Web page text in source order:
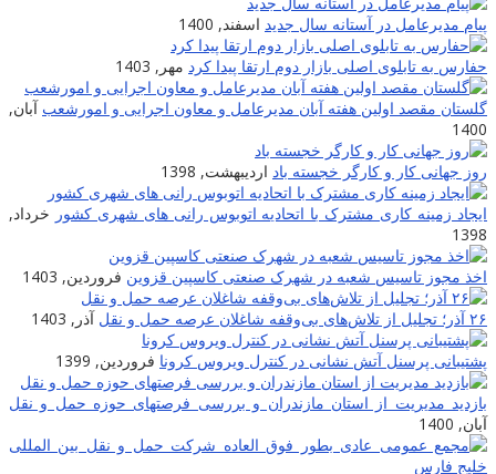
پیام مدیرعامل در آستانه سال جدید اسفند, 1400
حفارس به تابلوی اصلی بازار دوم ارتقا پیدا کرد مهر, 1403
گلستان مقصد اولین هفته آبان مدیرعامل و معاون اجرایی و امورشعب آبان,
1400
روز جهانی کار و کارگر خجسته باد اردیبهشت, 1398
ایجاد زمینه کارى مشترک با اتحادیه اتوبوس رانى هاى شهرى کشور خرداد,
1398
اخذ مجوز تاسیس شعبه در شهرک صنعتی کاسپین قزوین فروردین, 1403
۲۶ آذر؛ تجلیل از تلاش‌های بی‌وقفه شاغلان عرصه حمل و نقل
آذر, 1403
پشتیبانی پرسنل آتش نشانی در کنترل ویروس کرونا فروردین, 1399
بازدید مدیریت از استان مازندران و بررسی فرصتهای حوزه حمل و نقل
آبان, 1400